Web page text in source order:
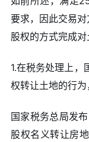
要求，因此交易
股权的方式完成对
1.在税务处理上，
权转让土地的行为
国家税务总局发
股权名义转让房